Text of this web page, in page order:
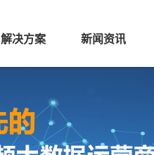
解决方案 新闻资讯